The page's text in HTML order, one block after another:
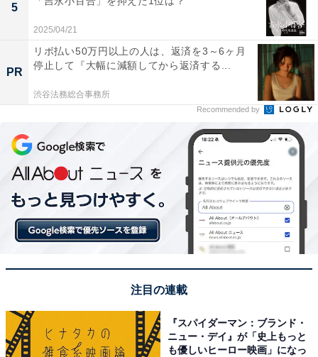
わりを見に行ける場所で良い」（50代女性／東京都）、
「たくさんのひまわりが咲いています。ワークショップ
など家族で楽しむことができる場所です」（40代女性／
神奈川県）などの声が上がりました。
※回答者からのコメントは原文ママです
この記事の筆者：児玉 友梨 プロフィール
1987年東京都生まれ。フリーライター。地方に移住し、
農業の傍ら地域の魅力や暮らしに役立つ情報を中心に寄
稿しています。
9位までの全ランキング結果を見
る
5
2025/04/21
PR
リボ払い50万円以上の人は、返済を3～6ヶ月
停止して『大幅に減額してから返済する...
渋谷法務総合事務所
Recommended by
注目の連載
『スパイダーマン：ブランド・
ニュー・デイ』が「史上もっと
も優しいヒーロー映画」になっ